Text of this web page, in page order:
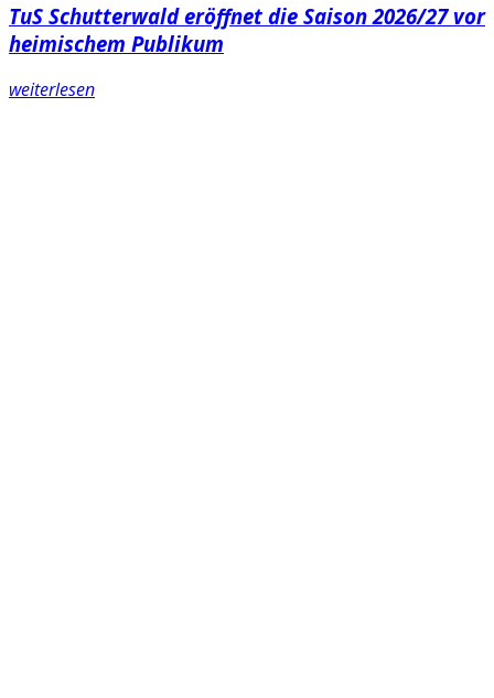
TuS Schutterwald eröffnet die Saison 2026/27 vor
heimischem Publikum
weiterlesen